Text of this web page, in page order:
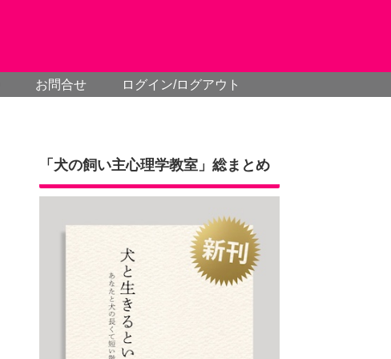
お問合せ ログイン/ログアウト
「犬の飼い主心理学教室」総まとめ